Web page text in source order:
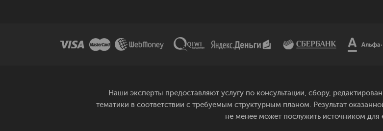
Наши эксперты предоставляют услугу по консультации, сбору,
тематики в соответствии с требуемым структурным планом. Результат
не менее может послужить источником для